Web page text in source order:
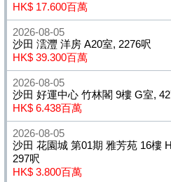
HK$ 17.600百萬
2026-08-05
沙田 澐灃 洋房 A20室, 2276呎
HK$ 39.300百萬
2026-08-05
沙田 好運中心 竹林閣 9樓 G室,
HK$ 6.438百萬
2026-08-05
沙田 花園城 第01期 雅芳苑 16樓
297呎
HK$ 3.800百萬